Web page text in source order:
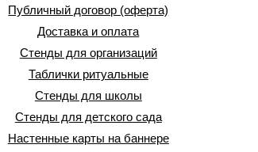
Публичный договор (оферта)
Доставка и оплата
Стенды для организаций
Таблички ритуальные
Стенды для школы
Стенды для детского сада
Настенные карты на баннере